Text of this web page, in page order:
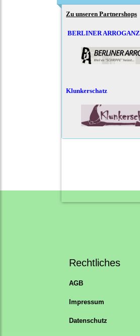
Zu unseren Partnershops
BERLINER ARROGANZ
Klunkerschatz
Rechtliches
AGB
Impressum
Datenschutz